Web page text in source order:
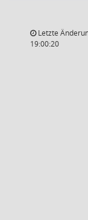
Letzte
19:00:20